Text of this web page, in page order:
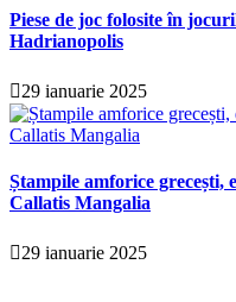
Piese de joc folosite în
Hadrianopolis
29 ianuarie 2025
Ștampile amforice grecești,
Callatis Mangalia
29 ianuarie 2025